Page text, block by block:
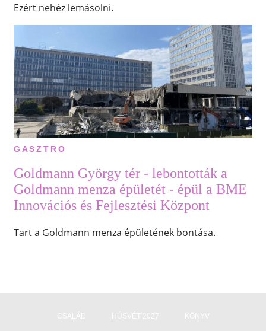
Ezért nehéz lemásolni.
GASZTRO
Goldmann György tér - lebontották a
Goldmann menza épületét - épül a BME
Innovációs és Fejlesztési Központ
Tart a Goldmann menza épületének bontása.